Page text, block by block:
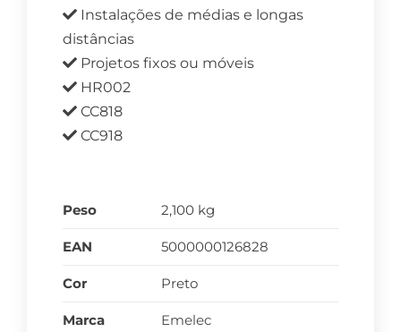
Instalações de médias e longas
distâncias
Projetos fixos ou móveis
HR002
CC818
CC918
Peso 2,100 kg
EAN 5000000126828
Cor Preto
Marca Emelec